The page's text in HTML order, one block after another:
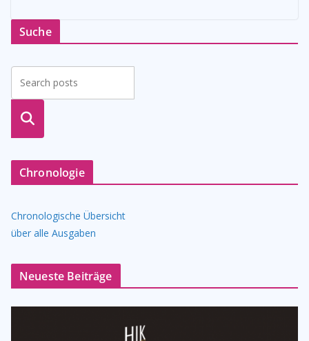
Suche
suche
Chronologie
Chronologische Übersicht
über alle Ausgaben
Neueste Beiträge